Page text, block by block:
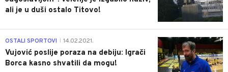
ali je u duši ostalo Titovo!
1
OSTALI SPORTOVI 14.02.2021.
Vujović poslije poraza na debiju: Igrači
Borca kasno shvatili da mogu!